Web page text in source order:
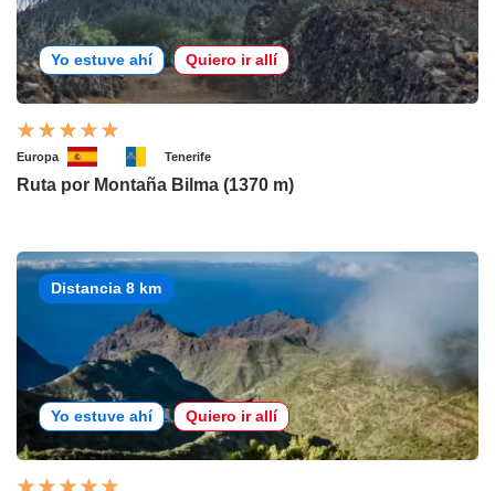
Yo estuve ahí Quiero ir allí
Europa Tenerife
Ruta por Montaña Bilma (1370 m)
Distancia 8 km
Yo estuve ahí Quiero ir allí